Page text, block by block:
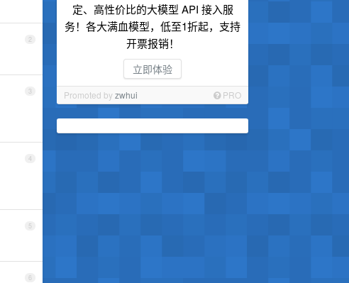
定、高性价比的大模型 API 接入服
务！各大满血模型，低至1折起，支持
开票报销！
立即体验
Promoted byzwhui PRO
2
3
4
5
6